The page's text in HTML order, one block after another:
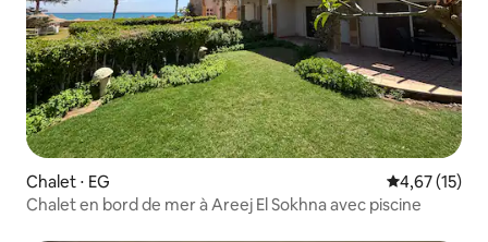
Chalet ⋅ EG Évaluation
4,67 (15)
Chalet en bord de mer à Areej El Sokhna avec piscine